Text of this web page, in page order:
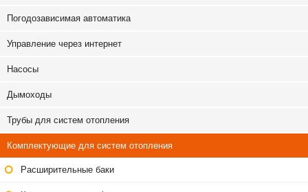
Погодозависимая автоматика
Управление через интернет
Насосы
Дымоходы
Трубы для систем отопления
Комплектующие для систем отопления
Расширительные баки